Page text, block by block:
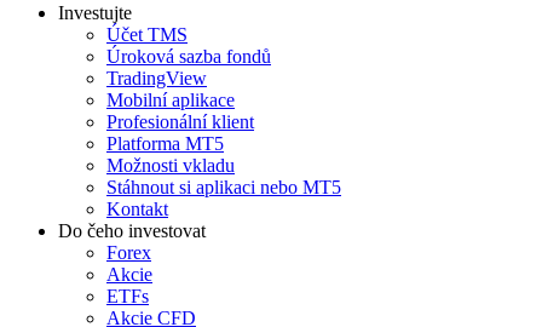
Investujte
Účet TMS
Úroková sazba fondů
TradingView
Mobilní aplikace
Profesionální klient
Platforma MT5
Možnosti vkladu
Stáhnout si aplikaci nebo MT5
Kontakt
Do čeho investovat
Forex
Akcie
ETFs
Akcie CFD